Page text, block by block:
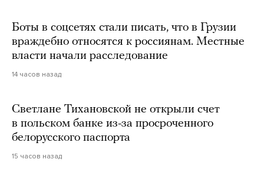
Боты в соцсетях стали писать, что в Грузии
враждебно относятся к россиянам. Местные
власти начали расследование
14 часов назад
Светлане Тихановской не открыли счет
в польском банке из-за просроченного
белорусского паспорта
15 часов назад